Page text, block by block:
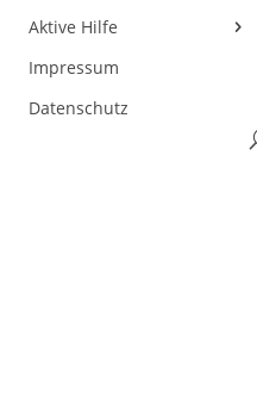
Aktive Hilfe
Impressum
Datenschutz